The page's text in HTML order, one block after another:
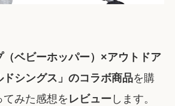
（ベビーホッパー）×アウトドア
シングス」のコラボ商品を購
てみた感想を レビュー します。